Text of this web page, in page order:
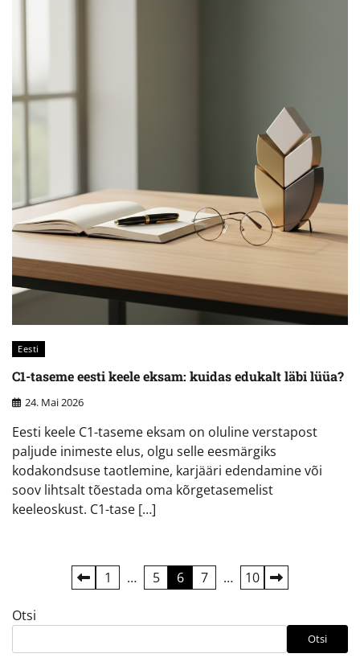
Eesti
C1-taseme eesti keele eksam: kuidas edukalt läbi lüüa?
24. Mai 2026
Eesti keele C1-taseme eksam on oluline verstapost
paljude inimeste elus, olgu selle eesmärgiks
kodakondsuse taotlemine, karjääri edendamine või
soov lihtsalt tõestada oma kõrgetasemelist
keeleoskust. C1-tase […]
Postituste
leheküljendus
1 … 5 6 7 … 10
Otsi
Otsi